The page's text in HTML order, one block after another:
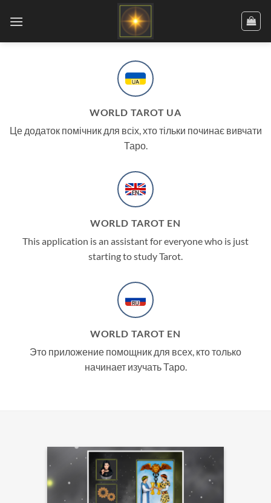
WORLD TAROT UA
Це додаток помічник для всіх, хто тільки починає вивчати
Таро.
WORLD TAROT EN
This application is an assistant for everyone who is just
starting to study Tarot.
WORLD TAROT EN
Это приложение помощник для всех, кто только
начинает изучать Таро.